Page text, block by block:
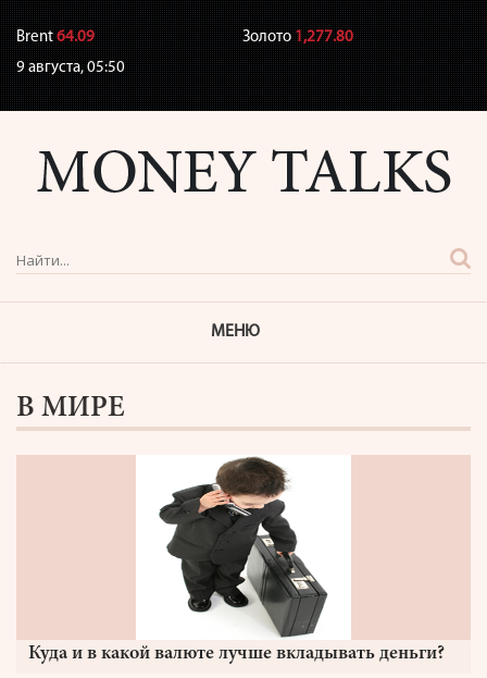
Brent64.09 Золото1,277.80
9 августа,05:50
МЕНЮ
В МИРЕ
Куда и в какой валюте лучше вкладывать деньги?